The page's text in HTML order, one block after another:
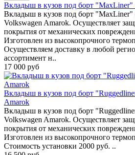
Вкладыш в кузов под борт "MaxLiner"
Вкладыш в кузов под борт "MaxLiner"
Volkswagen Amarok. Осуществляет
покрытия от механических
Изготовлен из высокопрочного
Осуществляем доставку в любой
ассортимент н..
17 000 руб
Вкладыш в кузов под борт
Amarok
Вкладыш в кузов под борт
Volkswagen Amarok. Осуществляет
покрытия от механических
Изготовлен из высокопрочного
Стоимость установки 2000 руб. ..